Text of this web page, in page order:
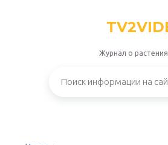
Журнал о